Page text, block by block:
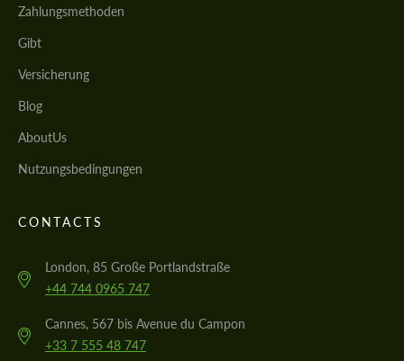
Zahlungsmethoden
Gibt
Versicherung
Blog
AboutUs
Nutzungsbedingungen
CONTACTS
London, 85 Große Portlandstraße
+44 744 0965 747
Cannes, 567 bis Avenue du Campon
+33 7 555 48 747